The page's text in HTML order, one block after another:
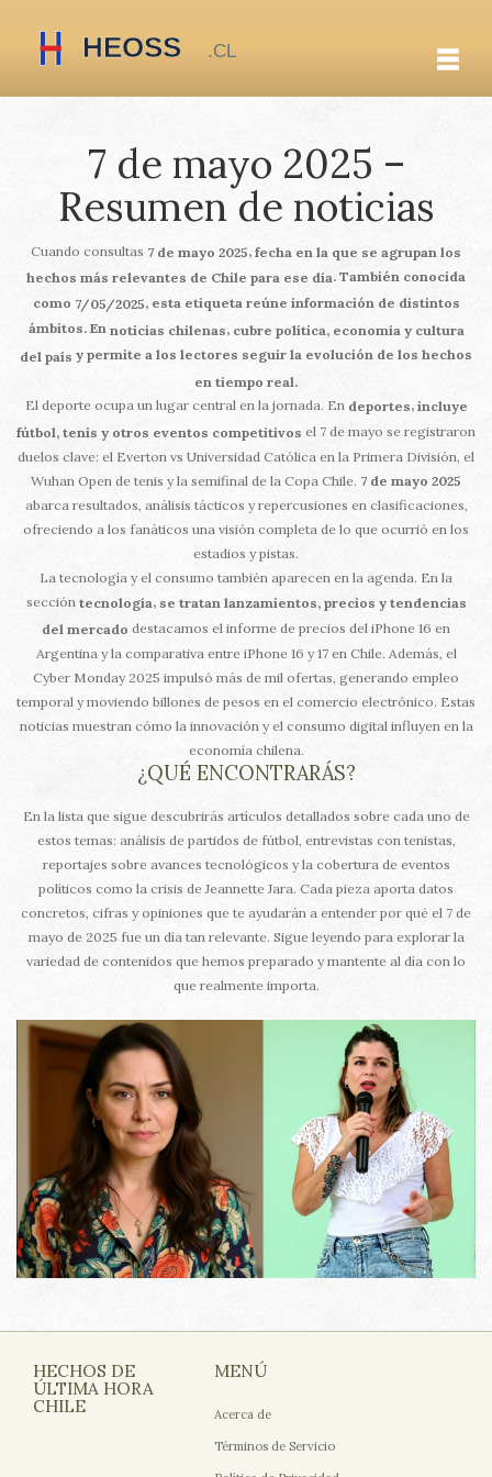
7 de mayo 2025 –
Resumen de noticias
Cuando consultas 7 de mayo 2025, fecha en la que se agrupan los
hechos más relevantes de Chile para ese día. También conocida
como 7/05/2025, esta etiqueta reúne información de distintos
ámbitos. En noticias chilenas, cubre política, economía y cultura
del país y permite a los lectores seguir la evolución de los hechos
en tiempo real.
El deporte ocupa un lugar central en la jornada. En deportes, incluye
fútbol, tenis y otros eventos competitivos el 7 de mayo se registraron
duelos clave: el Everton vs Universidad Católica en la Primera División, el
Wuhan Open de tenis y la semifinal de la Copa Chile. 7 de mayo 2025
abarca resultados, análisis tácticos y repercusiones en clasificaciones,
ofreciendo a los fanáticos una visión completa de lo que ocurrió en los
estadios y pistas.
La tecnología y el consumo también aparecen en la agenda. En la
sección tecnología, se tratan lanzamientos, precios y tendencias
del mercado destacamos el informe de precios del iPhone 16 en
Argentina y la comparativa entre iPhone 16 y 17 en Chile. Además, el
Cyber Monday 2025 impulsó más de mil ofertas, generando empleo
temporal y moviendo billones de pesos en el comercio electrónico. Estas
noticias muestran cómo la innovación y el consumo digital influyen en la
economía chilena.
¿QUÉ ENCONTRARÁS?
En la lista que sigue descubrirás artículos detallados sobre cada uno de
estos temas: análisis de partidos de fútbol, entrevistas con tenistas,
reportajes sobre avances tecnológicos y la cobertura de eventos
políticos como la crisis de Jeannette Jara. Cada pieza aporta datos
concretos, cifras y opiniones que te ayudarán a entender por qué el 7 de
mayo de 2025 fue un día tan relevante. Sigue leyendo para explorar la
variedad de contenidos que hemos preparado y mantente al día con lo
que realmente importa.
HECHOS DE
ÚLTIMA HORA
CHILE
MENÚ
Acerca de
Términos de Servicio